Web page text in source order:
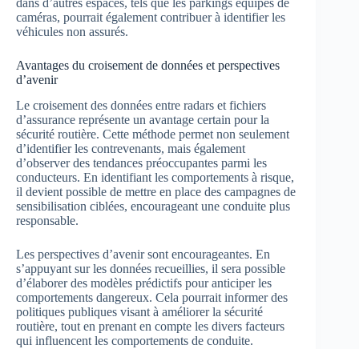
caméras, pourrait également contribuer à identifier les
véhicules non assurés.
Avantages du croisement de données et perspectives
d’avenir
Le croisement des données entre radars et fichiers
d’assurance représente un avantage certain pour la
sécurité routière. Cette méthode permet non seulement
d’identifier les contrevenants, mais également
d’observer des tendances préoccupantes parmi les
conducteurs. En identifiant les comportements à risque,
il devient possible de mettre en place des campagnes de
sensibilisation ciblées, encourageant une conduite plus
responsable.
Les perspectives d’avenir sont encourageantes. En
s’appuyant sur les données recueillies, il sera possible
d’élaborer des modèles prédictifs pour anticiper les
comportements dangereux. Cela pourrait informer des
politiques publiques visant à améliorer la sécurité
routière, tout en prenant en compte les divers facteurs
qui influencent les comportements de conduite.